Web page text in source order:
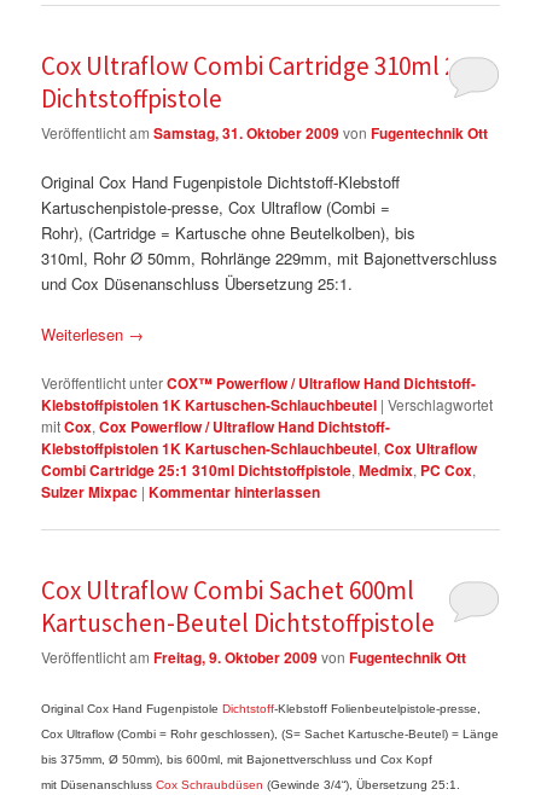
Cox Ultraflow Combi Cartridge 310ml 25:1
Dichtstoffpistole
Veröffentlicht amSamstag, 31. Oktober 2009vonFugentechnik Ott
Original Cox Hand Fugenpistole Dichtstoff-Klebstoff
Kartuschenpistole-presse, Cox Ultraflow (Combi =
Rohr), (Cartridge = Kartusche ohne Beutelkolben), bis
310ml, Rohr Ø 50mm, Rohrlänge 229mm, mit Bajonettverschluss
und Cox Düsenanschluss Übersetzung 25:1.
Weiterlesen →
Veröffentlicht unterCOX™ Powerflow / Ultraflow Hand Dichtstoff-
Klebstoffpistolen 1K Kartuschen-Schlauchbeutel |Verschlagwortet
mitCox,Cox Powerflow / Ultraflow Hand Dichtstoff-
Klebstoffpistolen 1K Kartuschen-Schlauchbeutel,Cox Ultraflow
Combi Cartridge 25:1 310ml Dichtstoffpistole,Medmix, PC Cox,
Sulzer Mixpac |Kommentar hinterlassen
Cox Ultraflow Combi Sachet 600ml
Kartuschen-Beutel Dichtstoffpistole
Veröffentlicht amFreitag, 9. Oktober 2009vonFugentechnik Ott
Original Cox Hand FugenpistoleDichtstoff-Klebstoff Folienbeutelpistole-presse,
Cox Ultraflow (Combi = Rohr geschlossen), (S= Sachet Kartusche-Beutel) = Länge
bis 375mm, Ø 50mm), bis 600ml, mit Bajonettverschluss und Cox Kopf
mit DüsenanschlussCox Schraubdüsen (Gewinde 3/4“), Übersetzung 25:1.